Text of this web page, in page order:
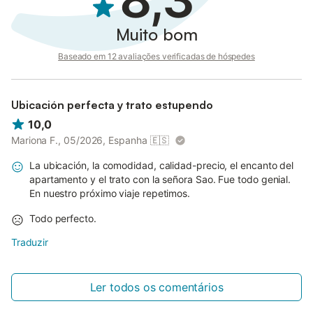
Muito bom
Baseado em 12 avaliações verificadas de hóspedes
Ubicación perfecta y trato estupendo
10,0
Mariona F., 05/2026, Espanha 🇪🇸
La ubicación, la comodidad, calidad-precio, el encanto del
apartamento y el trato con la señora Sao. Fue todo genial.
En nuestro próximo viaje repetimos.
Todo perfecto.
Traduzir
Ler todos os comentários